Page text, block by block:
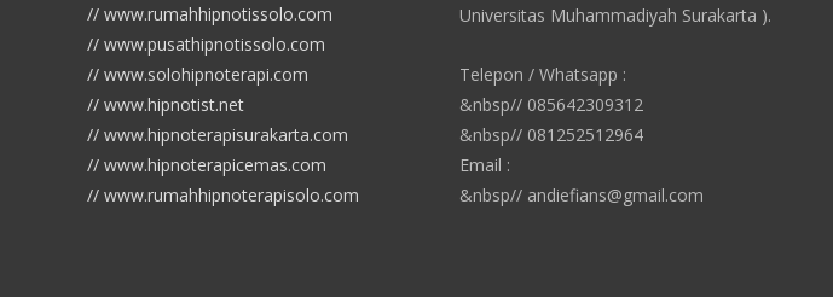
// www.rumahhipnotissolo.com
// www.pusathipnotissolo.com
// www.solohipnoterapi.com
// www.hipnotist.net
// www.hipnoterapisurakarta.com
// www.hipnoterapicemas.com
// www.rumahhipnoterapisolo.com
Universitas Muhammadiyah Surakarta ).
Telepon / Whatsapp :
&nbsp// 085642309312
&nbsp// 081252512964
Email :
&nbsp// andiefians@gmail.com